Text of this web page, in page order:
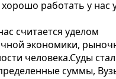
работать у
считается уделом
экономики,
человека.Суды
суммы,